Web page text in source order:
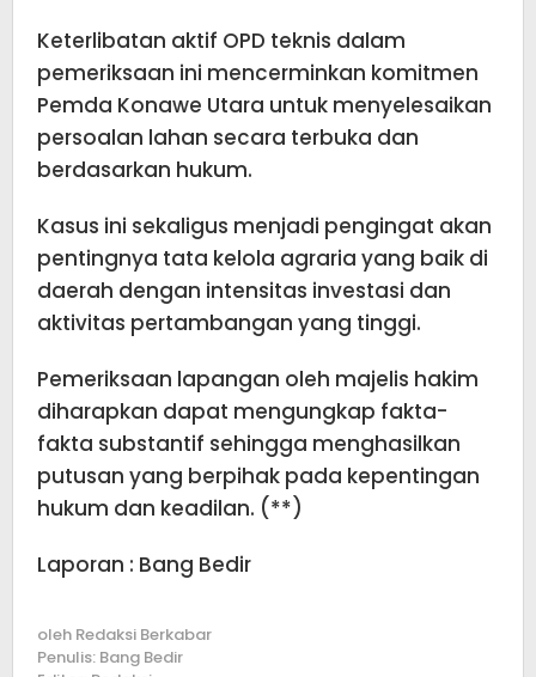
Keterlibatan aktif OPD teknis dalam
pemeriksaan ini mencerminkan komitmen
Pemda Konawe Utara untuk menyelesaikan
persoalan lahan secara terbuka dan
berdasarkan hukum.
Kasus ini sekaligus menjadi pengingat akan
pentingnya tata kelola agraria yang baik di
daerah dengan intensitas investasi dan
aktivitas pertambangan yang tinggi.
Pemeriksaan lapangan oleh majelis hakim
diharapkan dapat mengungkap fakta-
fakta substantif sehingga menghasilkan
putusan yang berpihak pada kepentingan
hukum dan keadilan. (**)
Laporan : Bang Bedir
oleh Redaksi Berkabar
Penulis: Bang Bedir